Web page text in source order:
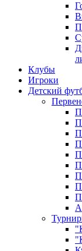
Клубы
Игроки
Детский